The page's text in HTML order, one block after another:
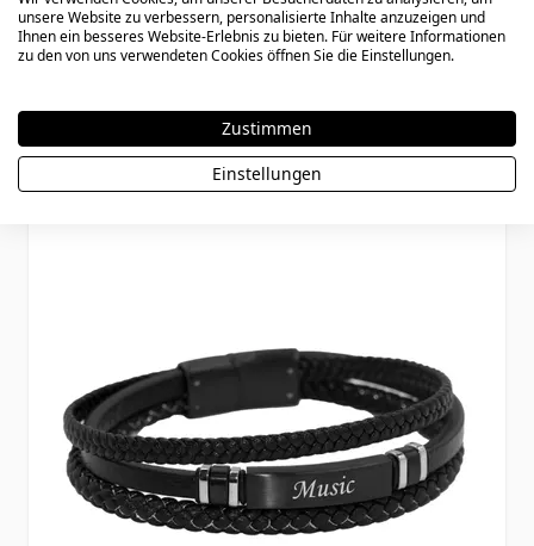
Ident Armband Panzerkette mit Gravur -
2473
unsere Website zu verbessern, personalisierte Inhalte anzuzeigen und
Ihnen ein besseres Website-Erlebnis zu bieten. Für weitere Informationen
zu den von uns verwendeten Cookies öffnen Sie die Einstellungen.
Zustimmen
Einstellungen